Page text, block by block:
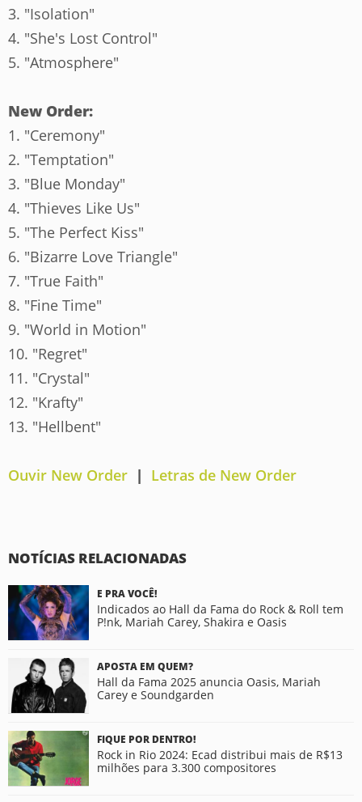
3. "Isolation"
4. "She's Lost Control"
5. "Atmosphere"
New Order:
1. "Ceremony"
2. "Temptation"
3. "Blue Monday"
4. "Thieves Like Us"
5. "The Perfect Kiss"
6. "Bizarre Love Triangle"
7. "True Faith"
8. "Fine Time"
9. "World in Motion"
10. "Regret"
11. "Crystal"
12. "Krafty"
13. "Hellbent"
Ouvir New Order | Letras de New Order
NOTÍCIAS RELACIONADAS
E PRA VOCÊ!
Indicados ao Hall da Fama do Rock & Roll tem
P!nk, Mariah Carey, Shakira e Oasis
APOSTA EM QUEM?
Hall da Fama 2025 anuncia Oasis, Mariah
Carey e Soundgarden
FIQUE POR DENTRO!
Rock in Rio 2024: Ecad distribui mais de R$13
milhões para 3.300 compositores